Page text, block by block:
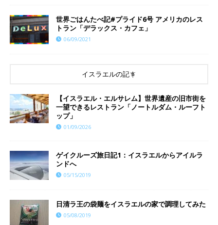
世界ごはんたべ記#プライド6号 アメリカのレス
トラン「デラックス・カフェ」
06/09/2021
イスラエルの記事
【イスラエル・エルサレム】世界遺産の旧市街を
一望できるレストラン「ノートルダム・ルーフト
ップ」
01/09/2026
ゲイクルーズ旅日記1：イスラエルからアイルラ
ンドへ
05/15/2019
日清ラ王の袋麺をイスラエルの家で調理してみた
05/08/2019